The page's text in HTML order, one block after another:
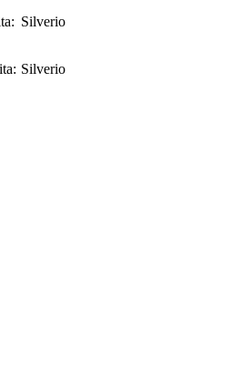
Silverio
Silverio